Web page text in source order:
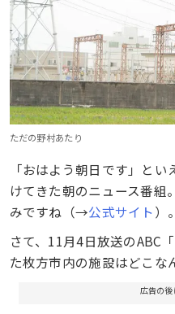
ただの野村あたり
「おはよう朝日です」と
けてきた朝のニュース番組
みですね（→公式サイト ）。
さて、11月4日放送のABC
た枚方市内の施設はどこな
広告の